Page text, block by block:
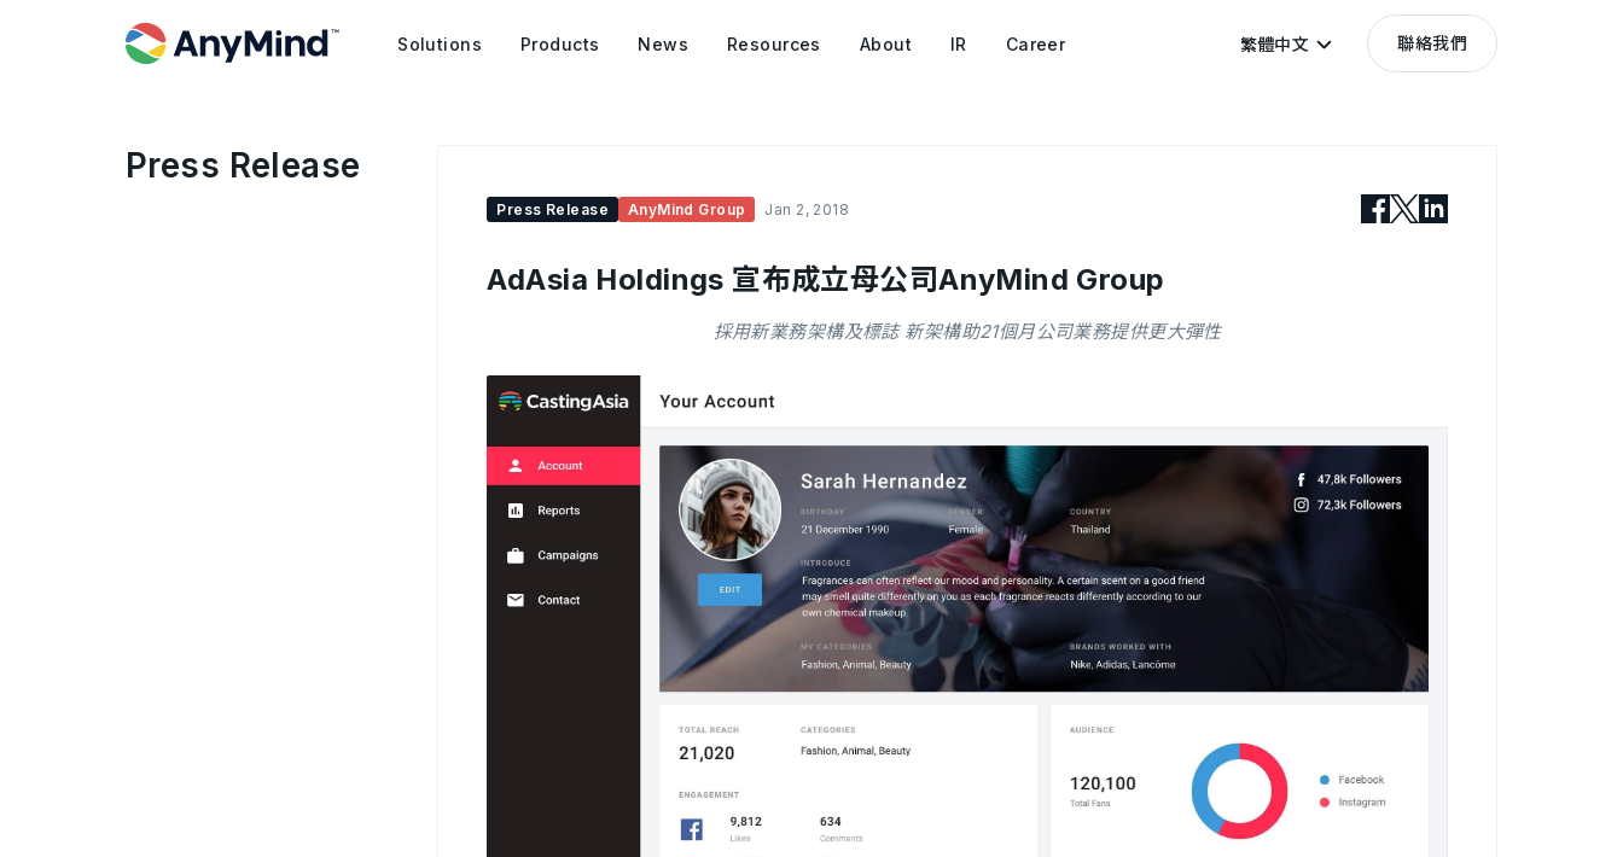
Solutions Products News Resources About IR Career 繁體中文 聯絡我們
Press Release
Press Release AnyMind Group Jan 2, 2018
AdAsia Holdings 宣布成立母公司AnyMind Group
採用新業務架構及標誌 新架構助21個月公司業務提供更大彈性